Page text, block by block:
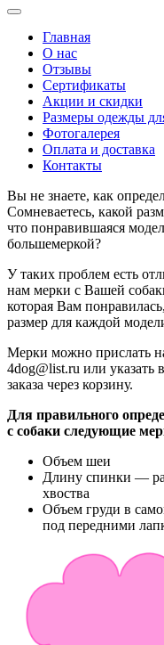
Главная
О нас
Отзывы
Сертификаты
Акции и скидки
Размеры одежды
Фотогалерея
Оплата и доставка
Контакты
Вы не знаете, как
Сомневаетесь, какой
что понравившаяся
большемеркой?
У таких проблем есть
нам мерки с Вашей
которая Вам
размер для каждой
Мерки можно прислать
4dog@list.ru или
заказа через корзину.
Для правильного
с собаки следующие
Объем шеи
Длину спинки —
хвоства
Объем груди в
под передними